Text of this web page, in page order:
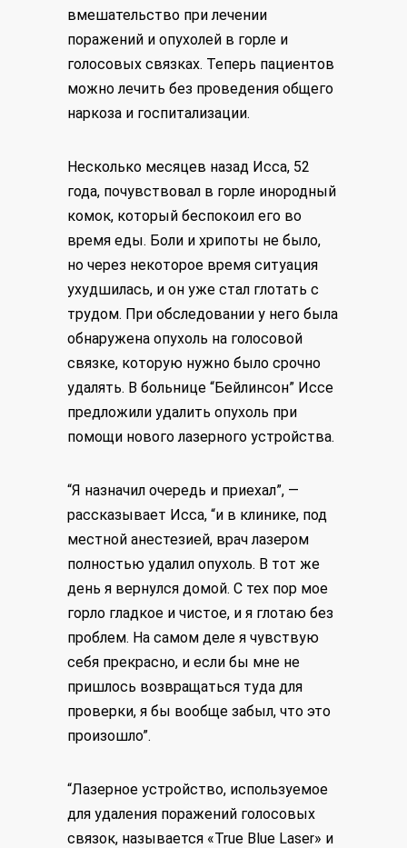
вмешательство при лечении
поражений и опухолей в горле и
голосовых связках. Теперь пациентов
можно лечить без проведения общего
наркоза и госпитализации.
Несколько месяцев назад Исса, 52
года, почувствовал в горле инородный
комок, который беспокоил его во
время еды. Боли и хрипоты не было,
но через некоторое время ситуация
ухудшилась, и он уже стал глотать с
трудом. При обследовании у него была
обнаружена опухоль на голосовой
связке, которую нужно было срочно
удалять. В больнице “Бейлинсон” Иссе
предложили удалить опухоль при
помощи нового лазерного устройства.
“Я назначил очередь и приехал”, —
рассказывает Исса, “и в клинике, под
местной анестезией, врач лазером
полностью удалил опухоль. В тот же
день я вернулся домой. С тех пор мое
горло гладкое и чистое, и я глотаю без
проблем. На самом деле я чувствую
себя прекрасно, и если бы мне не
пришлось возвращаться туда для
проверки, я бы вообще забыл, что это
произошло”.
“Лазерное устройство, используемое
для удаления поражений голосовых
связок, называется «True Blue Laser» и